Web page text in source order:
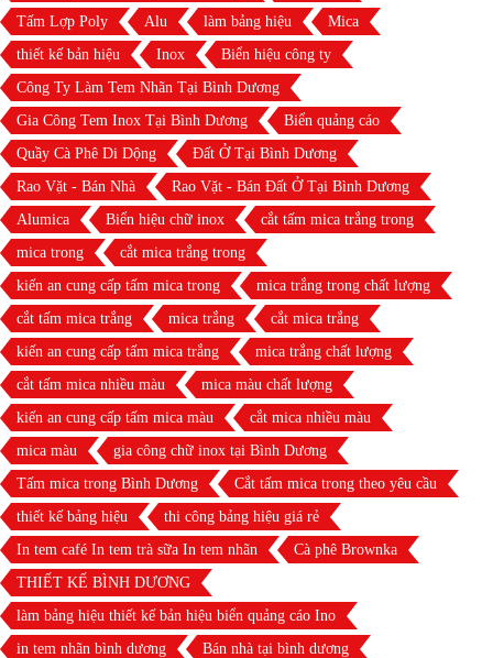
Tấm Lợp Poly
Alu làm bảng hiệu
Mica
thiết kế bản hiệu
Inox
Biển hiệu công ty
Công Ty Làm Tem Nhãn Tại Bình Dương
Gia Công Tem Inox Tại Bình Dương
Biển quảng cáo
Quầy Cà Phê Di Dộng
Đất Ở Tại Bình Dương
Rao Vặt - Bán Nhà
Rao Vặt - Bán Đất Ở Tại Bình Dương
Alumica
Biển hiệu chữ inox
cắt tấm mica trắng trong
mica trong
cắt mica trắng trong
kiến an cung cấp tấm mica trong
mica trắng trong chất lượng
cắt tấm mica trắng
mica trắng
cắt mica trắng
kiến an cung cấp tấm mica trắng
mica trắng chất lượng
cắt tấm mica nhiều màu
mica màu chất lượng
kiến an cung cấp tấm mica màu
cắt mica nhiều màu
mica màu
gia công chữ inox tại Bình Dương
Tấm mica trong Bình Dương
Cắt tấm mica trong theo yêu cầu
thiết kế bảng hiệu
thi công bảng hiệu giá rẻ
In tem café In tem trà sữa In tem nhãn
Cà phê Brownka
THIẾT KẾ BÌNH DƯƠNG
làm bảng hiệu thiết kế bản hiệu biển quảng cáo Ino
in tem nhãn bình dương
Bán nhà tại bình dương